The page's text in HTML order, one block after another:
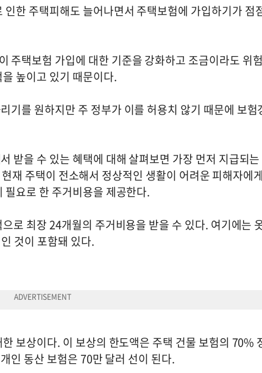
한 주택피해도 늘어나면서 주택보험에 가입하기가 점
주택보험 가입에 대한 기준을 강화하고 조금이라도 위
높이고 있기 때문이다.
기를 원하지만 주 정부가 이를 허용치 않기 때문에 보험
받을 수 있는 혜택에 대해 살펴보면 가장 먼저 지급되는
재 주택이 전소해서 정상적인 생활이 어려운 피해자에
요로 한 주거비용을 제공한다.
로 최장 24개월의 주거비용을 받을 수 있다. 여기에는
것이 포함돼 있다.
보상이다. 이 보상의 한도액은 주택 건물 보험의 70%
인 동산 보험은 70만 달러 선이 된다.